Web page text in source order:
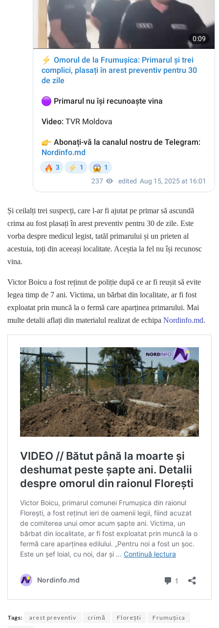
Și ceilalți trei suspecți, care l-ar fi ajutat pe primar să ascundă
crima au fost plasați în arest preventiv pentru 30 de zile. Este
vorba despre medicul legist, tatăl primarului și un prieten al
acestuia, toți din aceeași localitate. Aceștia la fel nu își recunosc
vina.
Victor Boicu a fost reținut de poliție după ce ar fi reușit să evite
legea timp de 7 ani. Victima, un bărbat din localitate, ar fi fost
exploatat prin muncă la o fermă care aparținea primarului. Mai
multe detalii aflați din materialul realizat de echipa Nordinfo.md.
Tags: arest preventiv crimă Florești Frumușica